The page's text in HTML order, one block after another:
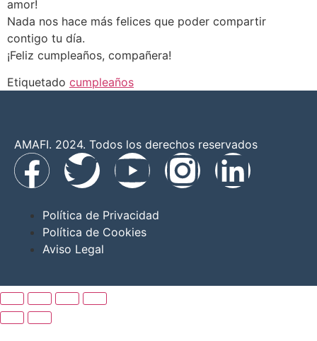
amor!
Nada nos hace más felices que poder compartir
contigo tu día.
¡Feliz cumpleaños, compañera!
Etiquetado cumpleaños
AMAFI. 2024. Todos los derechos reservados
Política de Privacidad
Política de Cookies
Aviso Legal